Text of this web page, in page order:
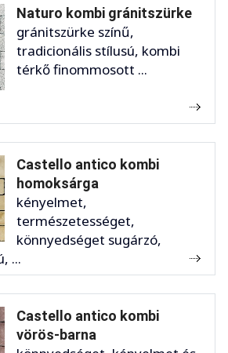
Naturo kombi gránitszürke
gránitszürke színű,
tradicionális stílusú, kombi
térkő finommosott ...
Castello antico kombi
homoksárga
kényelmet,
természetességet,
könnyedséget sugárzó,
...
Castello antico kombi
vörös-barna